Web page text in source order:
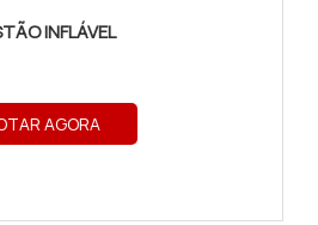
INFLÁVEL
AGORA